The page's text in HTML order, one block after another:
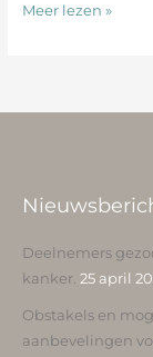
Meer lezen »
Deelnemers
kanker. 25 april
Obstakels en
aanbevelingen